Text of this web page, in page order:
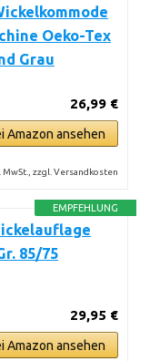
Oeko-Tex
Grau
26,99 €
Amazon ansehen
MwSt., zzgl. Versandkosten
EMPFEHLUNG
85/75
29,95 €
Amazon ansehen